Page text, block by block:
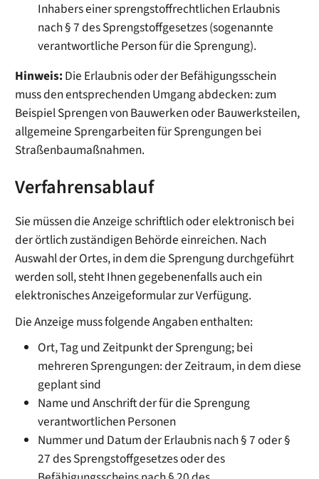
Inhabers einer sprengstoffrechtlichen Erlaubnis
nach § 7 des Sprengstoffgesetzes (sogenannte
verantwortliche Person für die Sprengung).
Hinweis: Die Erlaubnis oder der Befähigungsschein
muss den entsprechenden Umgang abdecken: zum
Beispiel Sprengen von Bauwerken oder Bauwerksteilen,
allgemeine Sprengarbeiten für Sprengungen bei
Straßenbaumaßnahmen.
Verfahrensablauf
Sie müssen die Anzeige schriftlich oder elektronisch bei
der örtlich zuständigen Behörde einreichen. Nach
Auswahl der Ortes, in dem die Sprengung durchgeführt
werden soll, steht Ihnen gegebenenfalls auch ein
elektronisches Anzeigeformular zur Verfügung.
Die Anzeige muss folgende Angaben enthalten:
Ort, Tag und Zeitpunkt der Sprengung; bei
mehreren Sprengungen: der Zeitraum, in dem diese
geplant sind
Name und Anschrift der für die Sprengung
verantwortlichen Personen
Nummer und Datum der Erlaubnis nach § 7 oder §
27 des Sprengstoffgesetzes oder des